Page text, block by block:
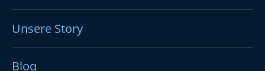
Unsere Story
Blog